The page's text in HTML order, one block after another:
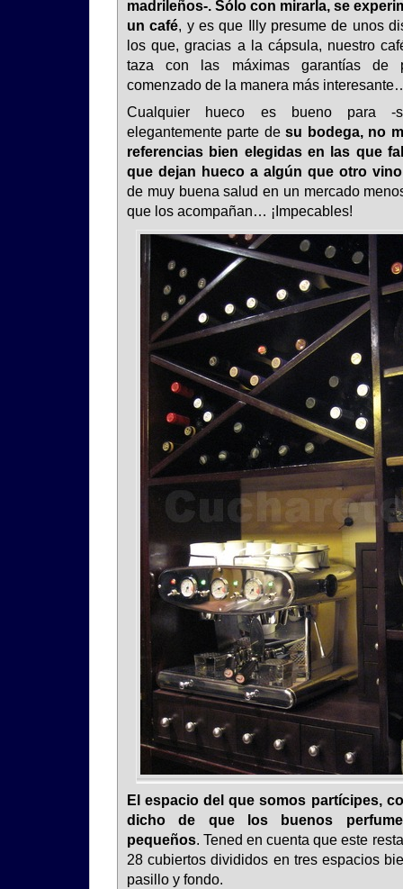
madrileños-. Sólo con mirarla, se
un café, y es que Illy presume de unos
los que, gracias a la cápsula, nuestro
taza con las máximas garantías de
comenzado de la manera más
Cualquier hueco es bueno para -
elegantemente parte desu bodega, no
referencias bien elegidas en las que
que dejan hueco a algún que otro
de muy buena salud en un mercado
que los acompañan… ¡Impecables!
El espacio del que somos partícipes,
dicho de que los buenos
pequeños. Tened en cuenta que este
28 cubiertos divididos en tres espacios
pasillo y fondo.